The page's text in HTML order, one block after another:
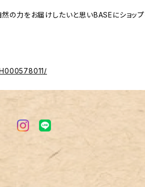
の力をお届けしたいと思いBASEにショッ